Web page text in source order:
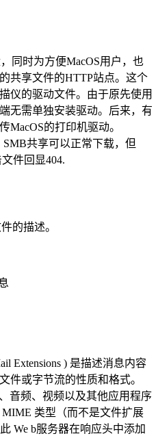
同时为方便MacOS用户，也
共享文件的HTTP站点。这个
仪的驱动文件。由于原先使用
无需单独安装驱动。后来，有
MacOS的打印机驱动。
共享可以正常下载，但
件回显404.
的描述。
Extensions ) 是描述消息内容
件或字节流的性质和格式。
音频、视频以及其他应用程序
类型（而不是文件扩展
We b服务器在响应头中添加